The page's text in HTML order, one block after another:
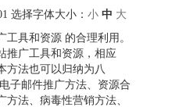
选择字体大小： 小 中 大
具和资源 的合理利用。
推广工具和资源，相应
方法也可以归纳为八
子邮件推广方法、资源合
法、病毒性营销方法、